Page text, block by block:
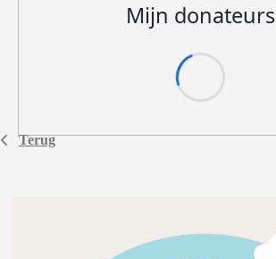
Terug
Mijn donateurs